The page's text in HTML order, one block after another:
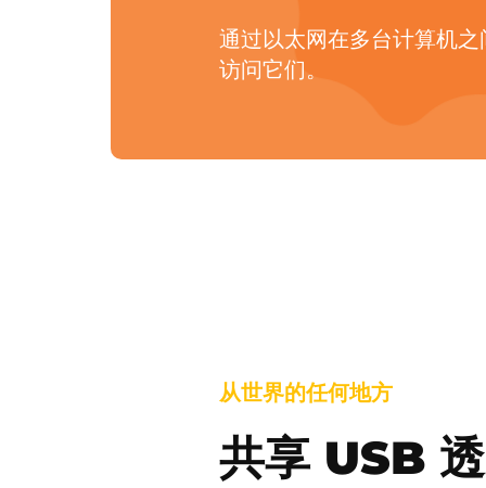
通过以太网在多台计算机
访问它们。
从世界的任何地方
共享 USB